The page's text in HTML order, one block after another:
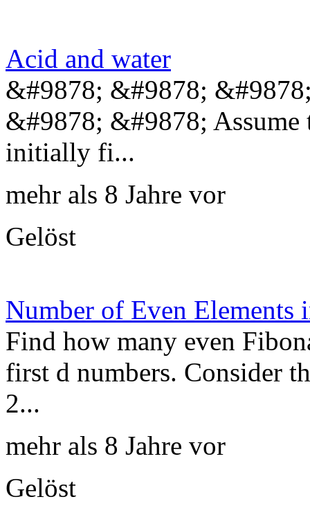
Acid and water
&#9878; &#9878;
&#9878; &#9878;
initially fi...
mehr als 8 Jahre vor
Gelöst
Number of Even Elements
Find how many even
first d numbers. Consider
2...
mehr als 8 Jahre vor
Gelöst